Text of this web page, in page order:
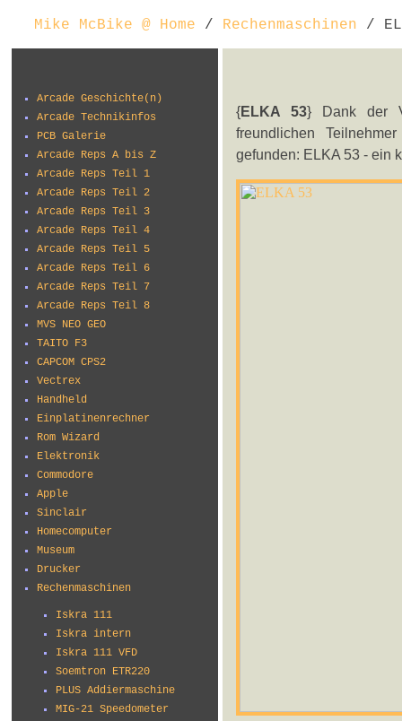
Mike McBike @ Home / Rechenmaschinen /
Arcade Geschichte(n)
Arcade Technikinfos
PCB Galerie
Arcade Reps A bis Z
Arcade Reps Teil 1
Arcade Reps Teil 2
Arcade Reps Teil 3
Arcade Reps Teil 4
Arcade Reps Teil 5
Arcade Reps Teil 6
Arcade Reps Teil 7
Arcade Reps Teil 8
MVS NEO GEO
TAITO F3
CAPCOM CPS2
Vectrex
Handheld
Einplatinenrechner
Rom Wizard
Elektronik
Commodore
Apple
Sinclair
Homecomputer
Museum
Drucker
Rechenmaschinen
Iskra 111
Iskra intern
Iskra 111 VFD
Soemtron ETR220
PLUS Addiermaschine
MIG-21 Speedometer
{ELKA 53} Dank der
freundlichen
gefunden: ELKA 53 - ein